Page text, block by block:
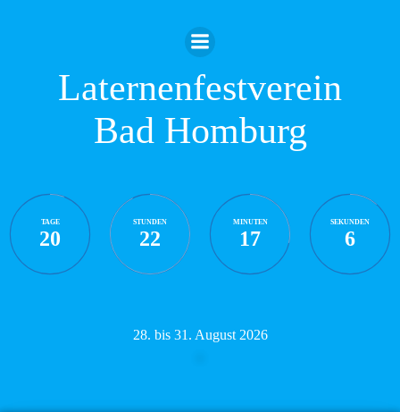
Inhalt
springen
Laternenfestverein
Bad Homburg
TAGE
20
STUNDEN
22
MINUTEN
17
SEKUNDEN
6
28. bis 31. August 2026